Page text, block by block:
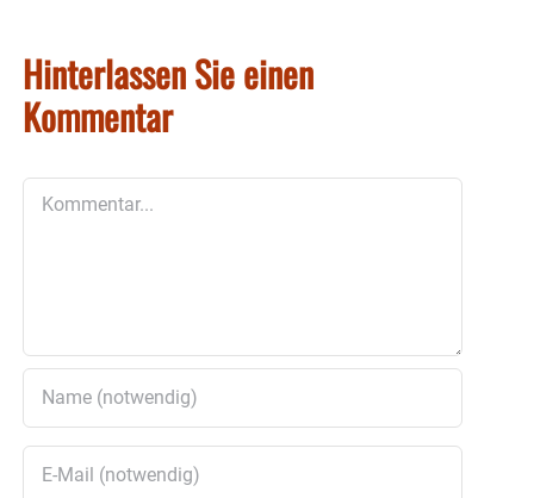
Hinterlassen Sie einen
Kommentar